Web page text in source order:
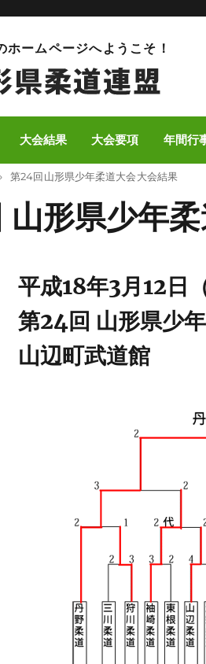
ホームページへようこそ！
大会結果 大会要項 年間行
第24回 山形県少年柔道大会 大会結果
形県少年
成18年3月12日（
24回 山形県少年
辺町武道館